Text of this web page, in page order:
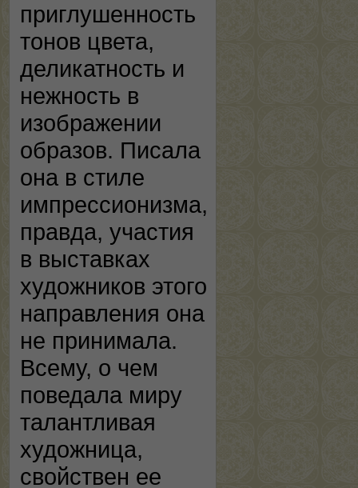
приглушенность
тонов цвета,
деликатность и
нежность в
изображении
образов. Писала
она в стиле
импрессионизма,
правда, участия
в выставках
художников этого
направления она
не принимала.
Всему, о чем
поведала миру
талантливая
художница,
свойствен ее